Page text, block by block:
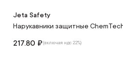
Jeta Safety
Нарукавники защитные
217.80 ₽(включая ндс 22%)